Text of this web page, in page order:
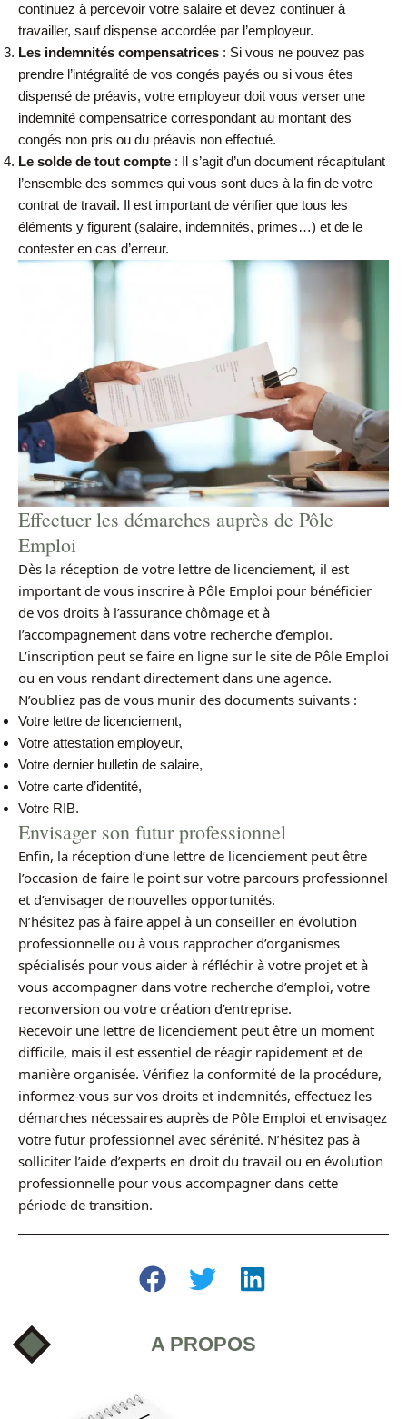
continuez à percevoir votre salaire et devez continuer à
travailler, sauf dispense accordée par l’employeur.
Les indemnités compensatrices : Si vous ne pouvez pas
prendre l’intégralité de vos congés payés ou si vous êtes
dispensé de préavis, votre employeur doit vous verser une
indemnité compensatrice correspondant au montant des
congés non pris ou du préavis non effectué.
Le solde de tout compte : Il s’agit d’un document récapitulant
l’ensemble des sommes qui vous sont dues à la fin de votre
contrat de travail. Il est important de vérifier que tous les
éléments y figurent (salaire, indemnités, primes…) et de le
contester en cas d’erreur.
Effectuer les démarches auprès de Pôle
Emploi
Dès la réception de votre lettre de licenciement, il est
important de vous inscrire à Pôle Emploi pour bénéficier
de vos droits à l’assurance chômage et à
l’accompagnement dans votre recherche d’emploi.
L’inscription peut se faire en ligne sur le site de Pôle Emploi
ou en vous rendant directement dans une agence.
N’oubliez pas de vous munir des documents suivants :
Votre lettre de licenciement,
Votre attestation employeur,
Votre dernier bulletin de salaire,
Votre carte d’identité,
Votre RIB.
Envisager son futur professionnel
Enfin, la réception d’une lettre de licenciement peut être
l’occasion de faire le point sur votre parcours professionnel
et d’envisager de nouvelles opportunités.
N’hésitez pas à faire appel à un conseiller en évolution
professionnelle ou à vous rapprocher d’organismes
spécialisés pour vous aider à réfléchir à votre projet et à
vous accompagner dans votre recherche d’emploi, votre
reconversion ou votre création d’entreprise.
Recevoir une lettre de licenciement peut être un moment
difficile, mais il est essentiel de réagir rapidement et de
manière organisée. Vérifiez la conformité de la procédure,
informez-vous sur vos droits et indemnités, effectuez les
démarches nécessaires auprès de Pôle Emploi et envisagez
votre futur professionnel avec sérénité. N’hésitez pas à
solliciter l’aide d’experts en droit du travail ou en évolution
professionnelle pour vous accompagner dans cette
période de transition.
A PROPOS